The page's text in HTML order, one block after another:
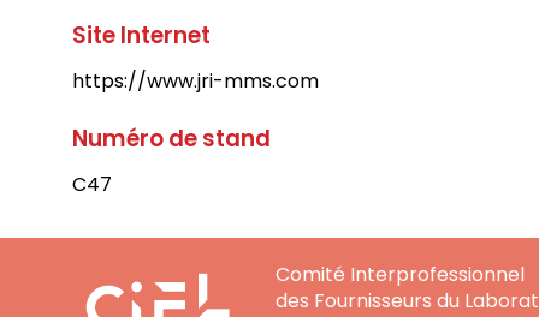
Site Internet
https://www.jri-mms.com
Numéro de stand
C47
Comité Interprofessionnel
des Fournisseurs du